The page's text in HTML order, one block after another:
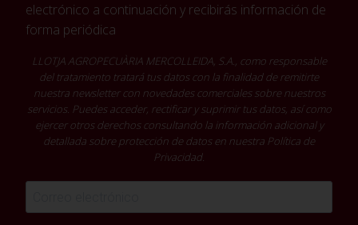
electrónico a continuación y recibirás información de
forma periódica
LLOTJA AGROPECUÀRIA MERCOLLEIDA, S.A., como responsable
del tratamiento tratará tus datos con la finalidad de remitirte
nuestra newsletter con novedades comerciales sobre nuestros
servicios. Puedes acceder, rectificar y suprimir tus datos, así como
ejercer otros derechos consultando la información adicional y
detallada sobre protección de datos en nuestra Política de
Privacidad.